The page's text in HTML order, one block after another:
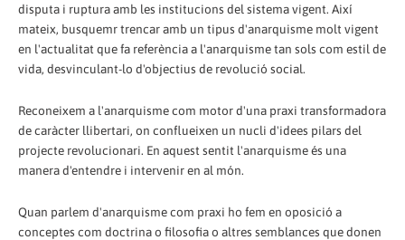
disputa i ruptura amb les institucions del sistema vigent. Així
mateix, busquemr trencar amb un tipus d'anarquisme molt vigent
en l'actualitat que fa referència a l'anarquisme tan sols com estil de
vida, desvinculant-lo d'objectius de revolució social.
Reconeixem a l'anarquisme com motor d'una praxi transformadora
de caràcter llibertari, on conflueixen un nucli d'idees pilars del
projecte revolucionari. En aquest sentit l'anarquisme és una
manera d'entendre i intervenir en al món.
Quan parlem d'anarquisme com praxi ho fem en oposició a
conceptes com doctrina o filosofia o altres semblances que donen